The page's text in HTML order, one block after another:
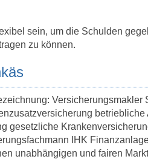
sein, um die Schulden
zu können.
gesetzliche
IHK
unabhängigen und fairen